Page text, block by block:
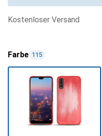
kostenloser Versand
Farbe 115